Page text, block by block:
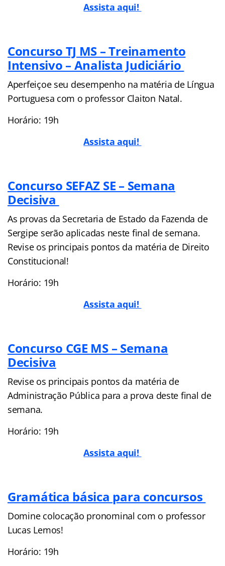
Assista aqui!
Concurso TJ MS – Treinamento
Intensivo – Analista Judiciário
Aperfeiçoe seu desempenho na matéria de Língua
Portuguesa com o professor Claiton Natal.
Horário: 19h
Assista aqui!
Concurso SEFAZ SE – Semana
Decisiva
As provas da Secretaria de Estado da Fazenda de
Sergipe serão aplicadas neste final de semana.
Revise os principais pontos da matéria de Direito
Constitucional!
Horário: 19h
Assista aqui!
Concurso CGE MS – Semana
Decisiva
Revise os principais pontos da matéria de
Administração Pública para a prova deste final de
semana.
Horário: 19h
Assista aqui!
Gramática básica para concursos
Domine colocação pronominal com o professor
Lucas Lemos!
Horário: 19h